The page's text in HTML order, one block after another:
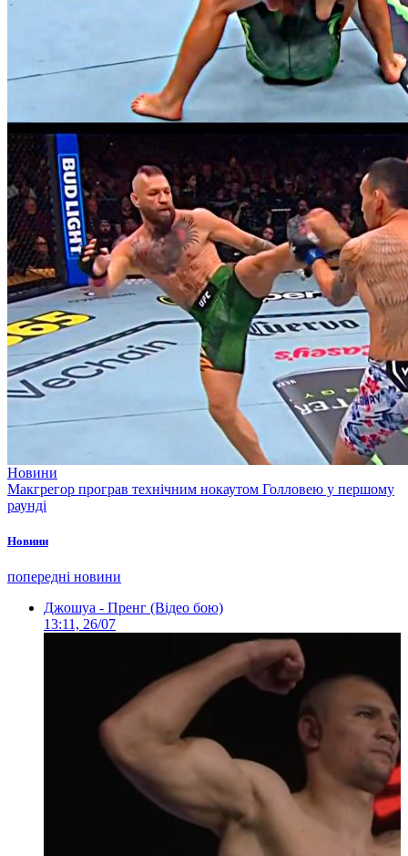
Новини
Макгрегор програв технічним нокаутом Голловею у першому
раунді
Новини
попередні новини
Джошуа - Пренг (Відео бою)
13:11, 26/07